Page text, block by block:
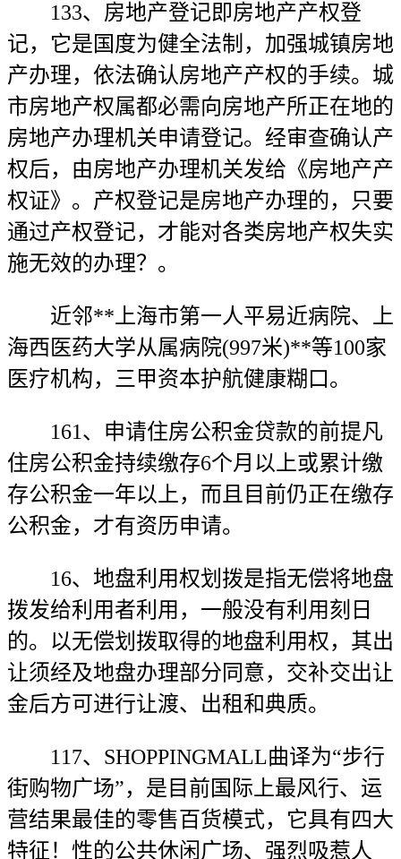
133、房地产登记即房地产产权登
记，它是国度为健全法制，加强城镇房地
产办理，依法确认房地产产权的手续。城
市房地产权属都必需向房地产所正在地的
房地产办理机关申请登记。经审查确认产
权后，由房地产办理机关发给《房地产产
权证》。产权登记是房地产办理的，只要
通过产权登记，才能对各类房地产权失实
施无效的办理？。
近邻**上海市第一人平易近病院、上
海西医药大学从属病院(997米)**等100家
医疗机构，三甲资本护航健康糊口。
161、申请住房公积金贷款的前提凡
住房公积金持续缴存6个月以上或累计缴
存公积金一年以上，而且目前仍正在缴存
公积金，才有资历申请。
16、地盘利用权划拨是指无偿将地盘
拨发给利用者利用，一般没有利用刻日
的。以无偿划拨取得的地盘利用权，其出
让须经及地盘办理部分同意，交补交出让
金后方可进行让渡、出租和典质。
117、SHOPPINGMALL曲译为“步行
街购物广场”，是目前国际上最风行、运
营结果最佳的零售百货模式，它具有四大
特征！性的公共休闲广场、强烈吸惹人